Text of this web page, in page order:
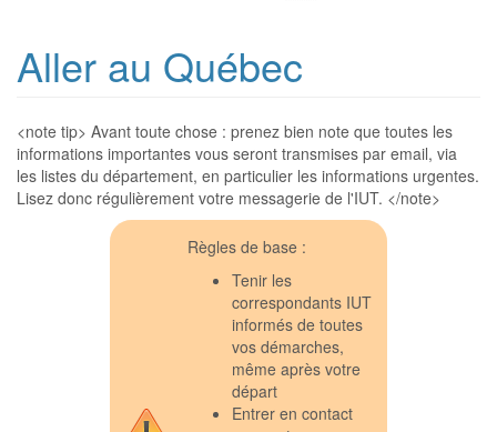
Aller au Québec
<note tip> Avant toute chose : prenez bien note que toutes les
informations importantes vous seront transmises par email, via
les listes du département, en particulier les informations urgentes.
Lisez donc régulièrement votre messagerie de l'IUT. </note>
Règles de base :
Tenir les
correspondants IUT
informés de toutes
vos démarches,
même après votre
départ
Entrer en contact